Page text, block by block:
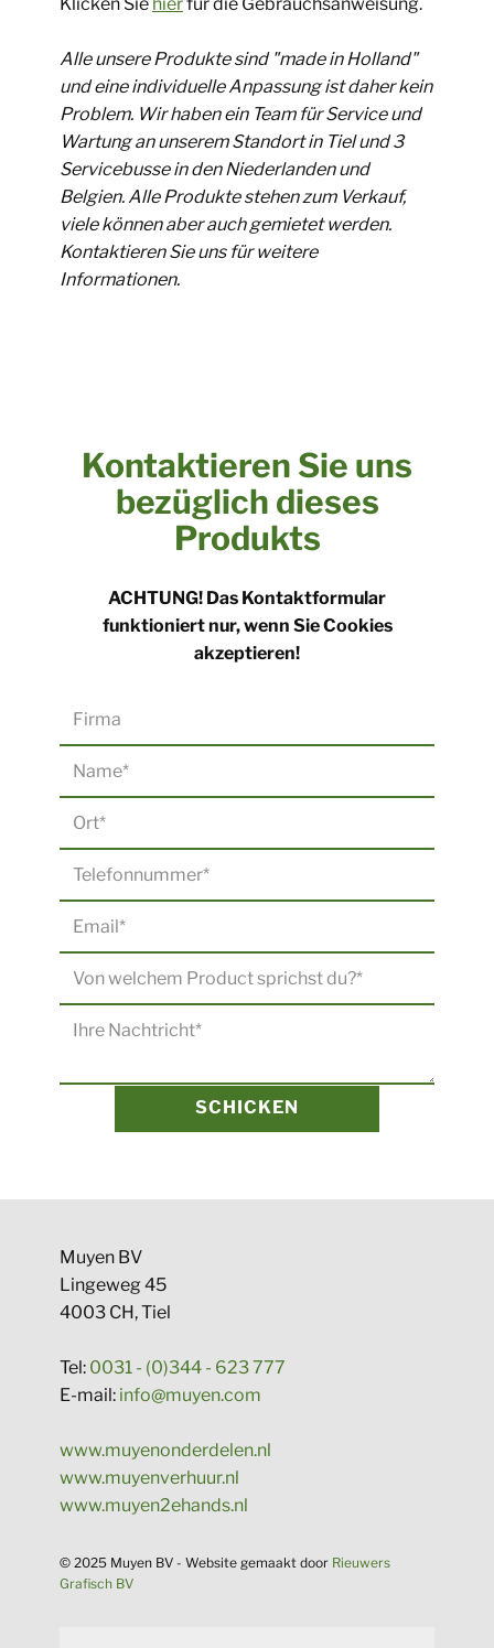
Alle unsere Produkte sind "made in Holland"
und eine individuelle Anpassung ist daher kein
Problem. Wir haben ein Team für Service und
Wartung an unserem Standort in Tiel und 3
Servicebusse in den Niederlanden und
Belgien. Alle Produkte stehen zum Verkauf,
viele können aber auch gemietet werden.
Kontaktieren Sie uns für weitere
Informationen.
Kontaktieren Sie uns
bezüglich dieses
Produkts
​ACHTUNG! Das Kontaktformular
funktioniert nur, wenn Sie Cookies
akzeptieren!
SCHICKEN
​Muyen BV
Lingeweg 45
4003 CH, Tiel
Tel: 0031 - (0)344 - 623 777
E-mail: info@muyen.com
www.muyenonderdelen.nl
www.muyenverhuur.nl
www.muyen2ehands.nl
​​© 2025 Muyen BV - Website gema​akt door Rieuwers
Grafisch BV​